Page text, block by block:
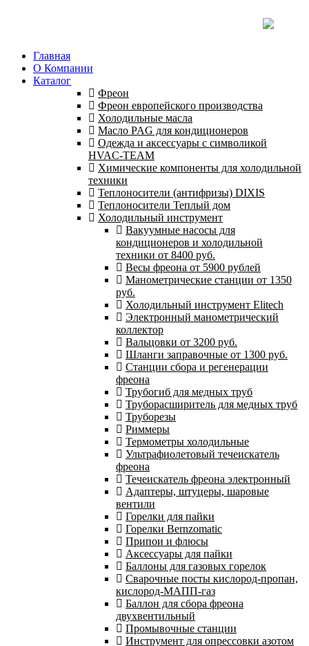
Главная
О Компании
Каталог
Фреон
Фреон европейского производства
Холодильные масла
Масло PAG для кондиционеров
Одежда и аксессуары с символикой
HVAC-TEAM
Химические компоненты для холодильной
техники
Теплоносители (антифризы) DIXIS
Теплоносители Теплый дом
Холодильный инструмент
Вакуумные насосы для
кондиционеров и холодильной
техники от 8400 руб.
Весы фреона от 5900 рублей
Манометрические станции от 1350
руб.
Холодильный инструмент Elitech
Электронный манометрический
коллектор
Вальцовки от 3200 руб.
Шланги заправочные от 1300 руб.
Станции сбора и регенерации
фреона
Трубогиб для медных труб
Труборасширитель для медных труб
Труборезы
Риммеры
Термометры холодильные
Ультрафиолетовый течеискатель
фреона
Течеискатель фреона электронный
Адаптеры, штуцеры, шаровые
вентили
Горелки для пайки
Горелки Bernzomatic
Припои и флюсы
Аксессуары для пайки
Баллоны для газовых горелок
Сварочные посты кислород-пропан,
кислород-МАПП-газ
Баллон для сбора фреона
двухвентильный
Промывочные станции
Инструмент для опрессовки азотом